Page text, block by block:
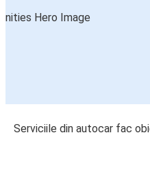
Serviciile din autocar fac